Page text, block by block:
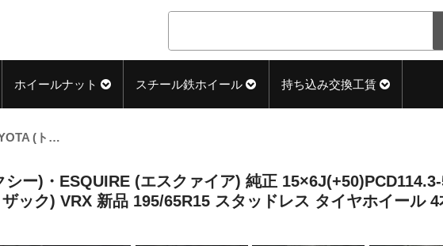
ホイールナット スチール鉄ホイール 持ち込み交換工賃
TOYOTA (トヨタ) NOAH (ノア)・VOXY (ヴォクシー)・ESQUIRE (エスクァイア) 純正 15×6J(+50)PCD114.3-5H 新車外し シルバー BRIDGESTONE (ブリヂストン) BLIZZAK (ブリザック) VRX 新品 195/65R15 スタッドレス タイヤホイール 4本 [15gaw078]
ー)・ESQUIRE (エスクァイア) 純正
ック) VRX 新品 195/65R15 スタッドレス タイヤホイール